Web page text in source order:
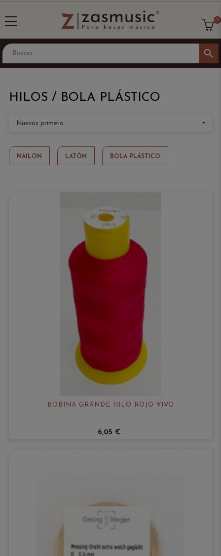
search
0
HILOS / BOLA PLÁSTICO
Nuevos primero 
NAILON LATÓN BOLA PLÁSTICO
BOBINA GRANDE HILO ROJO VIVO
6,05 €